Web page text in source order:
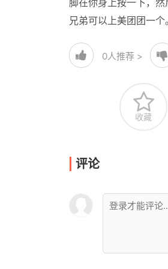
脚在你身上按一下，
兄弟可以上美团团一个
0人推荐 >
收藏
评论